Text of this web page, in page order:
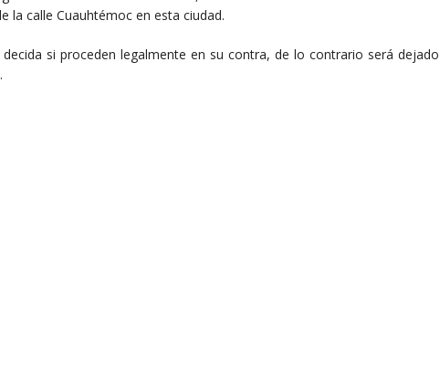
la calle Cuauhtémoc en esta ciudad.
si proceden legalmente en su contra, de lo contrario será dejado